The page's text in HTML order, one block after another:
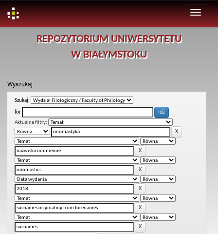
REPOZYTORIUM UNIWERSYTETU
W BIAŁYMSTOKU
Wyszukaj
Szukaj:
for
Aktualne filtry: